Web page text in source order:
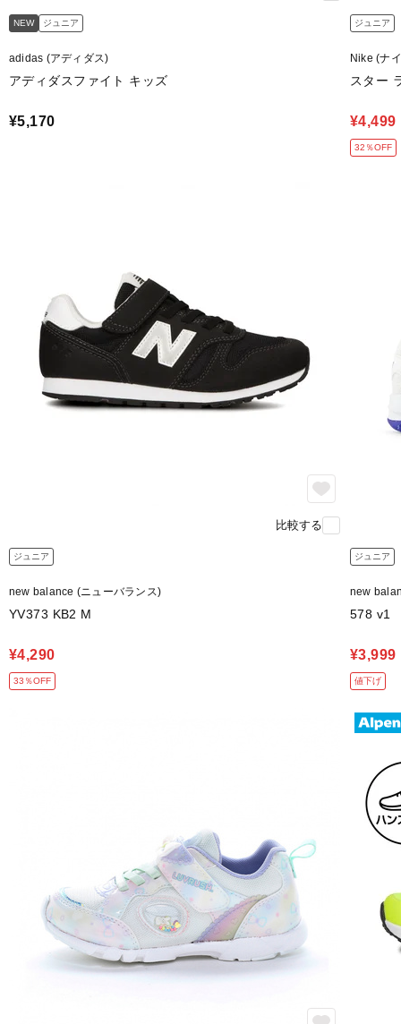
NEW ジュニア
adidas (アディダス)
アディダスファイト キッズ
¥5,170
ジュニア
Nike (ナ
スター
¥4,499
32％OFF
比較する
ジュニア
new balance (ニューバランス)
YV373 KB2 M
¥4,290
33％OFF
ジュニア
new
578 v1
¥3,999
値下げ